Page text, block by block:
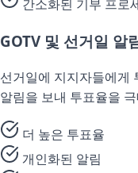
간소화된 기부 프로
GOTV 및 선거일 알
선거일에 지지자들에게
알림을 보내 투표율을
더 높은 투표율
개인화된 알림